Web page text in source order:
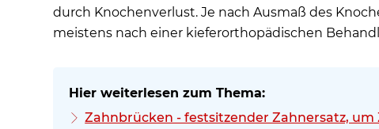
durch Knochenverlust. Je nach Ausmaß des
meistens nach einer kieferorthopädischen
Zahnbrücken - festsitzender Zahnersatz, um